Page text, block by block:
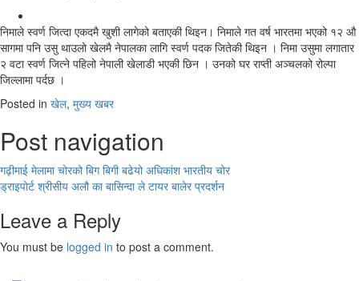
निमाले स्वर्ण जित्दा एकदमै खुशी लागेको बताएकी थिइन। निमाले गत वर्ष भारतमा भएको १२ औ
सागमा पनि उसु थाउलो खेलमै नेपालका लागि स्वर्ण पदक जितेकी थिइन । निमा उसुमा लगातार
२ वटा स्वर्ण जित्ने पहिलो नेपाली खेलाडी भएकी छिन । उनको घर राप्ती अञ्चलको रोल्पा
जिल्लामा पर्दछ ।
Posted in खेल, मुख्य खबर
Post navigation
गढ़ीमाई मेलामा चोरको बिग बिगी बढेयो अधिकांश भारतीय चोर
ड्राइपोर्ट श्रीसीय अलौ का बासिन्दा ले टायर बालेर प्रदर्शन
Leave a Reply
You must be logged in to post a comment.